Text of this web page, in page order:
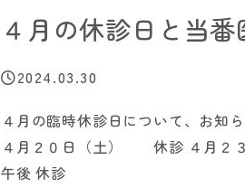
４月の休診日と当番
2024.03.30
４月の臨時休診日について、お知ら
４月２０日（土） 休診 ４月２
午後 休診